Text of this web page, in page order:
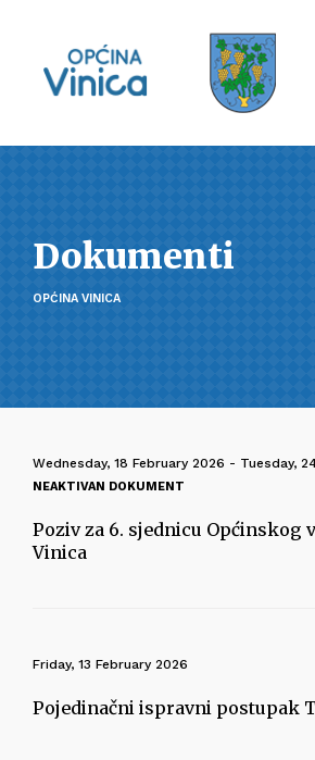
Dokumenti
OPĆINA VINICA
Wednesday, 18 February 2026 - Tuesday,
NEAKTIVAN DOKUMENT
Poziv za 6. sjednicu Općinskog
Vinica
Friday, 13 February 2026
Pojedinačni ispravni postupak